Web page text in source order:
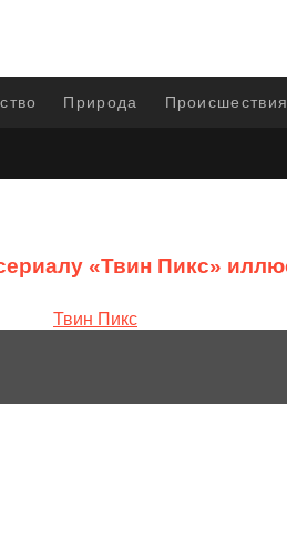
Природа Происшествия
«Твин Пикс»